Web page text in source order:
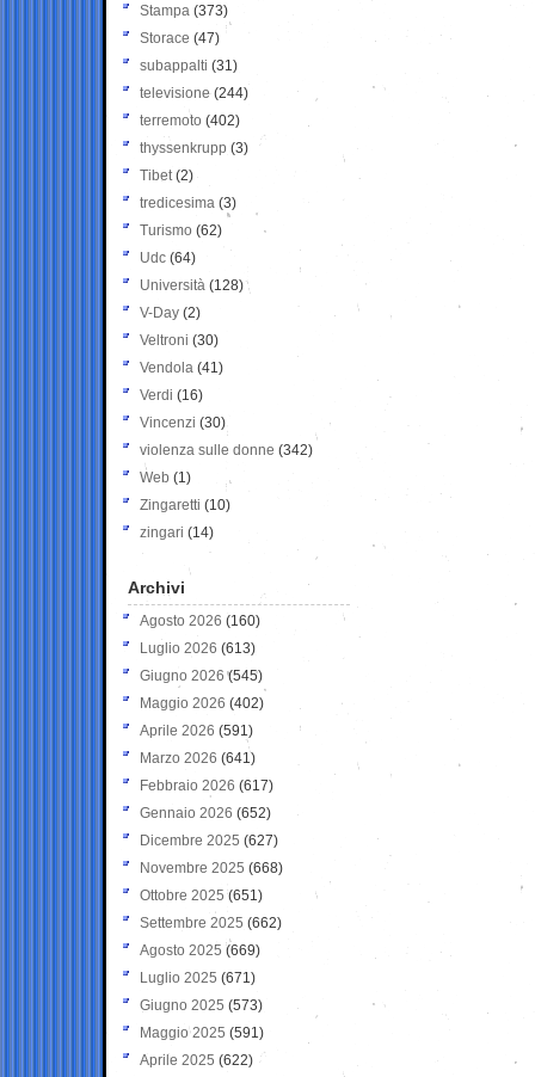
Stampa (373)
Storace (47)
subappalti (31)
televisione(244)
terremoto (402)
thyssenkrupp (3)
Tibet(2)
tredicesima (3)
Turismo (62)
Udc (64)
Università (128)
V-Day (2)
Veltroni (30)
Vendola (41)
Verdi (16)
Vincenzi (30)
violenza sulle donne (342)
Web (1)
Zingaretti (10)
zingari (14)
Archivi
Agosto 2026 (160)
Luglio 2026 (613)
Giugno 2026 (545)
Maggio 2026 (402)
Aprile 2026 (591)
Marzo 2026 (641)
Febbraio 2026 (617)
Gennaio 2026 (652)
Dicembre 2025 (627)
Novembre 2025 (668)
Ottobre 2025 (651)
Settembre 2025 (662)
Agosto 2025 (669)
Luglio 2025 (671)
Giugno 2025 (573)
Maggio 2025 (591)
Aprile 2025 (622)